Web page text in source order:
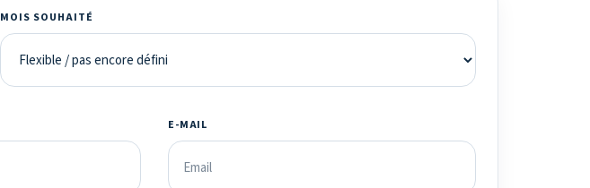
MOIS SOUHAITÉ
E-MAIL